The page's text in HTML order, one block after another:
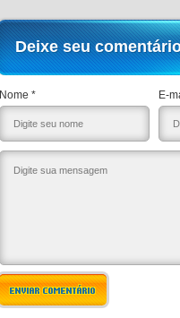
Deixe seu
Nome * E-
ENVIAR COMENTÁRIO